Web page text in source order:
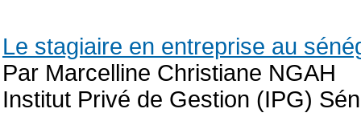
Le stagiaire en entreprise au
Par Marcelline Christiane NGAH
Institut Privé de Gestion (IPG)